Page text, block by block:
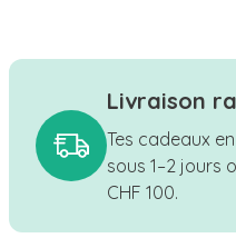
Livraison
Tes cadeaux
sous 1–2 jours
CHF 100.